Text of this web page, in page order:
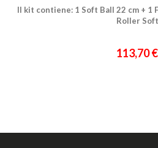
Il kit contiene: 1 Soft Ball 22 cm + 1
Roller Soft
113,70 €